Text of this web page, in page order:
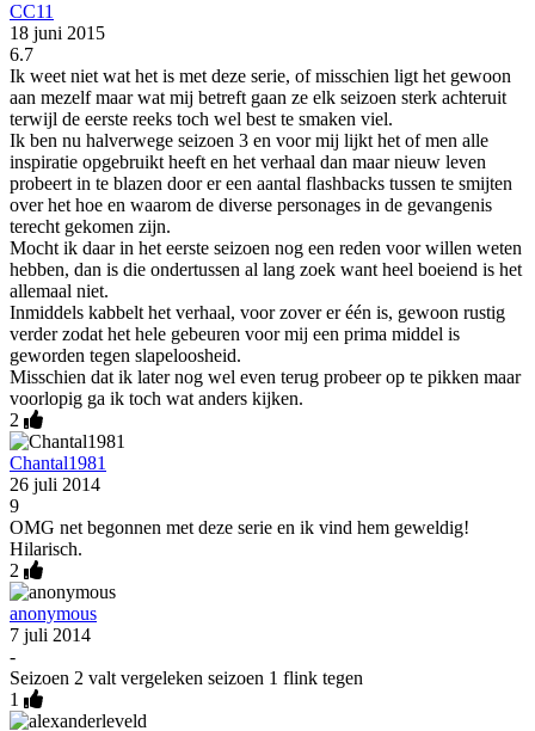
CC11
18 juni 2015
6.7
Ik weet niet wat het is met deze serie, of misschien ligt het gewoon
aan mezelf maar wat mij betreft gaan ze elk seizoen sterk achteruit
terwijl de eerste reeks toch wel best te smaken viel.
Ik ben nu halverwege seizoen 3 en voor mij lijkt het of men alle
inspiratie opgebruikt heeft en het verhaal dan maar nieuw leven
probeert in te blazen door er een aantal flashbacks tussen te smijten
over het hoe en waarom de diverse personages in de gevangenis
terecht gekomen zijn.
Mocht ik daar in het eerste seizoen nog een reden voor willen weten
hebben, dan is die ondertussen al lang zoek want heel boeiend is het
allemaal niet.
Inmiddels kabbelt het verhaal, voor zover er één is, gewoon rustig
verder zodat het hele gebeuren voor mij een prima middel is
geworden tegen slapeloosheid.
Misschien dat ik later nog wel even terug probeer op te pikken maar
voorlopig ga ik toch wat anders kijken.
2
Chantal1981
26 juli 2014
9
OMG net begonnen met deze serie en ik vind hem geweldig!
Hilarisch.
2
anonymous
7 juli 2014
-
Seizoen 2 valt vergeleken seizoen 1 flink tegen
1